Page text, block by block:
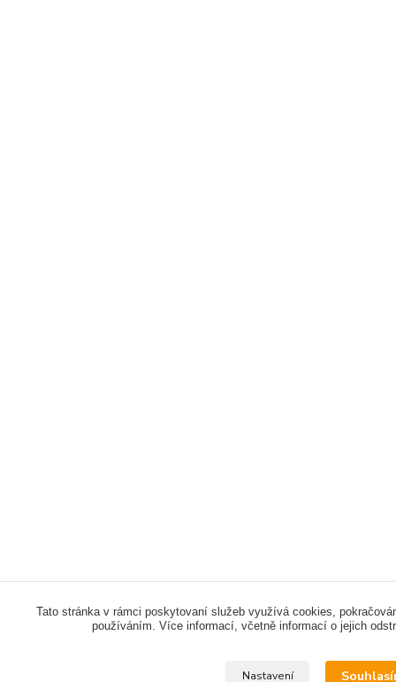
Tato stránka v rámci poskytovaní služeb využívá cookies,
používáním. Více informací, včetně informací o jejich
Nastavení